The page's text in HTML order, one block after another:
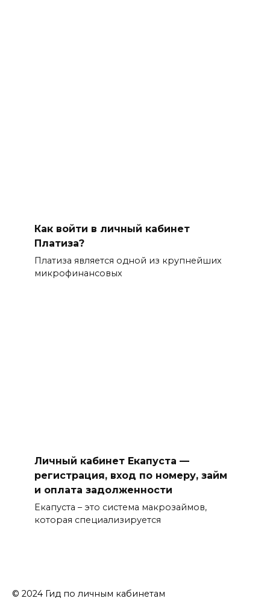
Как войти в личный кабинет
Платиза?
Платиза является одной из крупнейших
микрофинансовых
Личный кабинет Екапуста —
регистрация, вход по номеру, займ
и оплата задолженности
Екапуста – это система макрозаймов,
которая специализируется
© 2024 Гид по личным кабинетам